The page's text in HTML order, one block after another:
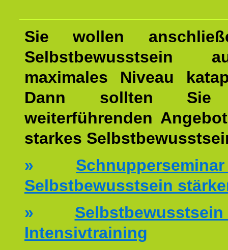
Sie wollen
Selbstbewusstsein
maximales Niveau
Dann sollten Sie
weiterführenden
starkes
»
Selbstbewusstsein
»
Intensivtraining